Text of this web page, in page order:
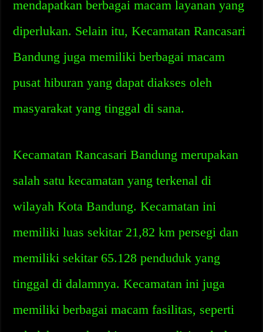
mendapatkan berbagai macam layanan yang
diperlukan. Selain itu, Kecamatan Rancasari
Bandung juga memiliki berbagai macam
pusat hiburan yang dapat diakses oleh
masyarakat yang tinggal di sana.
Kecamatan Rancasari Bandung merupakan
salah satu kecamatan yang terkenal di
wilayah Kota Bandung. Kecamatan ini
memiliki luas sekitar 21,82 km persegi dan
memiliki sekitar 65.128 penduduk yang
tinggal di dalamnya. Kecamatan ini juga
memiliki berbagai macam fasilitas, seperti